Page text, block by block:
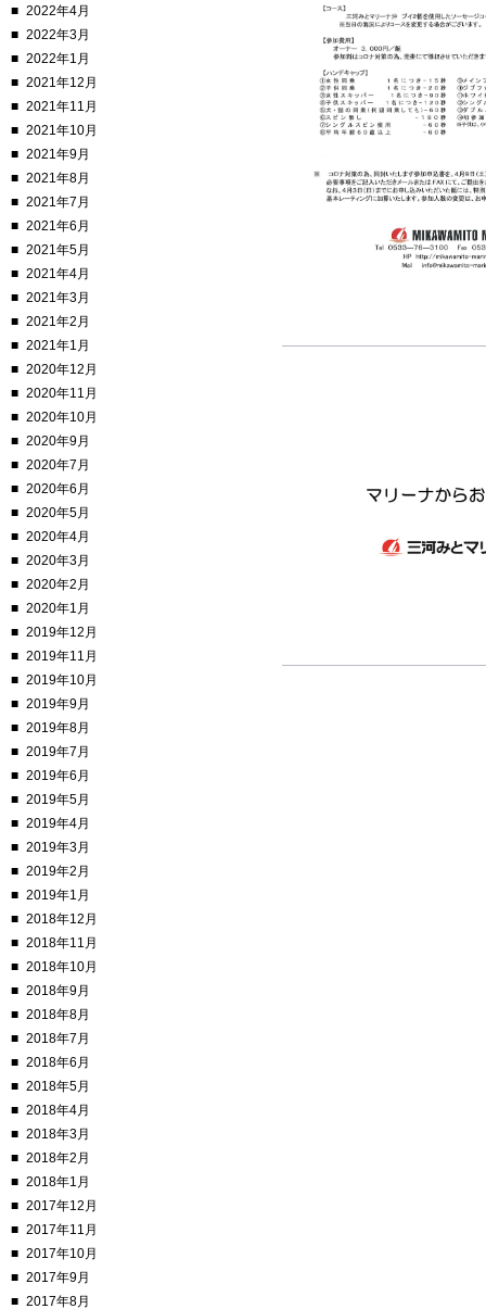
2022年4月
2022年3月
2022年1月
2021年12月
2021年11月
2021年10月
2021年9月
2021年8月
2021年7月
2021年6月
2021年5月
2021年4月
2021年3月
2021年2月
2021年1月
2020年12月
2020年11月
2020年10月
2020年9月
2020年7月
2020年6月
2020年5月
2020年4月
2020年3月
2020年2月
2020年1月
2019年12月
2019年11月
2019年10月
2019年9月
2019年8月
2019年7月
2019年6月
2019年5月
2019年4月
2019年3月
2019年2月
2019年1月
2018年12月
2018年11月
2018年10月
2018年9月
2018年8月
2018年7月
2018年6月
2018年5月
2018年4月
2018年3月
2018年2月
2018年1月
2017年12月
2017年11月
2017年10月
2017年9月
2017年8月